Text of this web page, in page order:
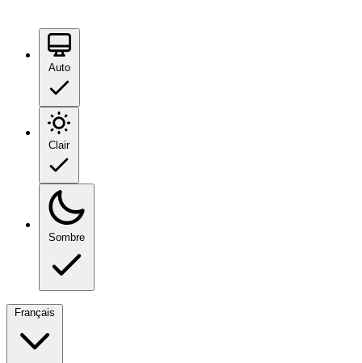
Auto
Clair
Sombre
Français